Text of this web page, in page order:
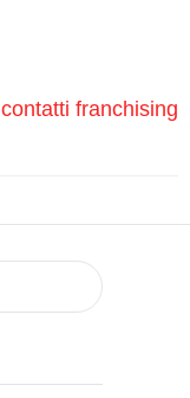
contatti franchising